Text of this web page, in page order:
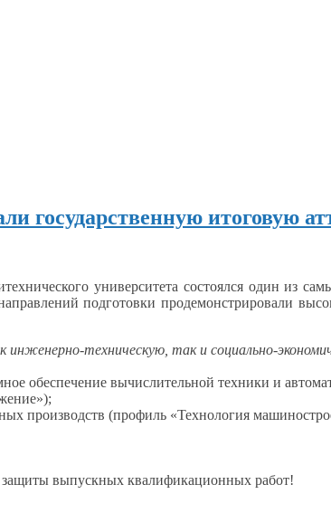
государственную итоговую
университета состоялся одиниз
подготовки продемонстрировали
инженерно-техническую, таки социально-
обеспечение вычислительной техники и
производств (профиль «Технология
защиты выпускных квалификационных работ!